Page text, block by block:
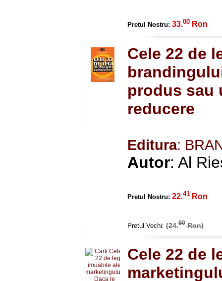
Pretul Nostru: 33.00 Ron
Cele 22 de
produs sau
reducere
Editura:
Autor: Al
Pretul Nostru: 22.41 Ron
Pretul Vechi: (24.90Ron)
Cele 22 de